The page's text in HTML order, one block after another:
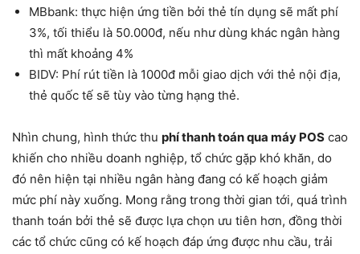
MBbank: thực hiện ứng tiền bởi thẻ tín dụng sẽ mất phí
3%, tối thiểu là 50.000đ, nếu như dùng khác ngân hàng
thì mất khoảng 4%
BIDV: Phí rút tiền là 1000đ mỗi giao dịch với thẻ nội địa,
thẻ quốc tế sẽ tùy vào từng hạng thẻ.
Nhìn chung, hình thức thu phí thanh toán qua máy POS cao
khiến cho nhiều doanh nghiệp, tổ chức gặp khó khăn, do
đó nên hiện tại nhiều ngân hàng đang có kế hoạch giảm
mức phí này xuống. Mong rằng trong thời gian tới, quá trình
thanh toán bởi thẻ sẽ được lựa chọn ưu tiên hơn, đồng thời
các tổ chức cũng có kế hoạch đáp ứng được nhu cầu, trải